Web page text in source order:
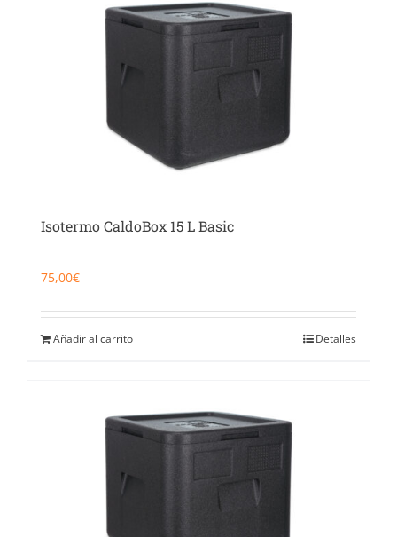
Food Service y Vending
Isotermo CaldoBox 15 L Basic
75,00€
Añadir al carrito Detalles